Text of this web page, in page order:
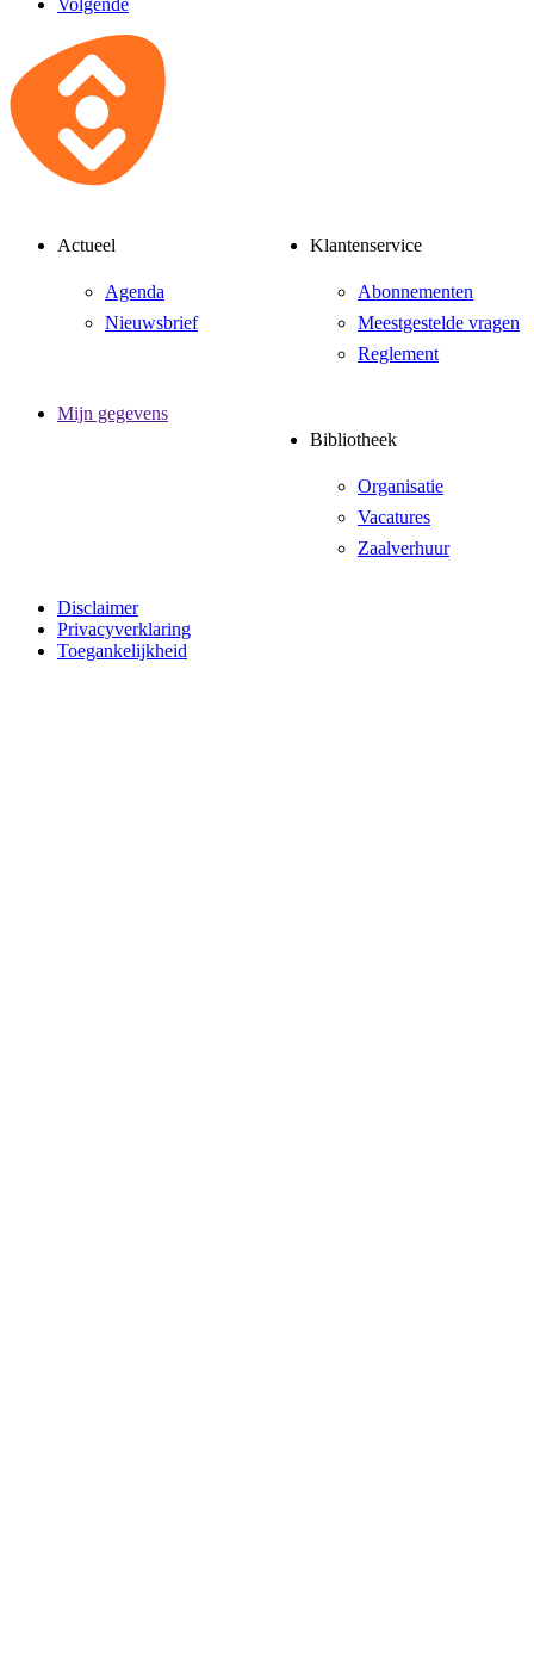
Actueel
Agenda
Nieuwsbrief
Klantenservice
Abonnementen
Meestgestelde vragen
Reglement
Mijn gegevens
Bibliotheek
Organisatie
Vacatures
Zaalverhuur
Disclaimer
Privacyverklaring
Toegankelijkheid